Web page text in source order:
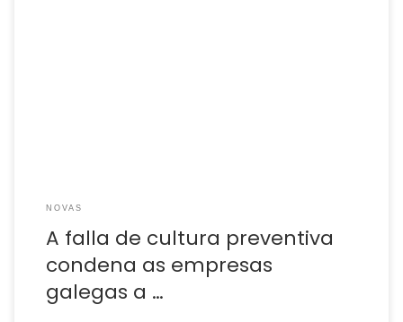
NOVAS
A falla de cultura preventiva
condena as empresas
galegas a …